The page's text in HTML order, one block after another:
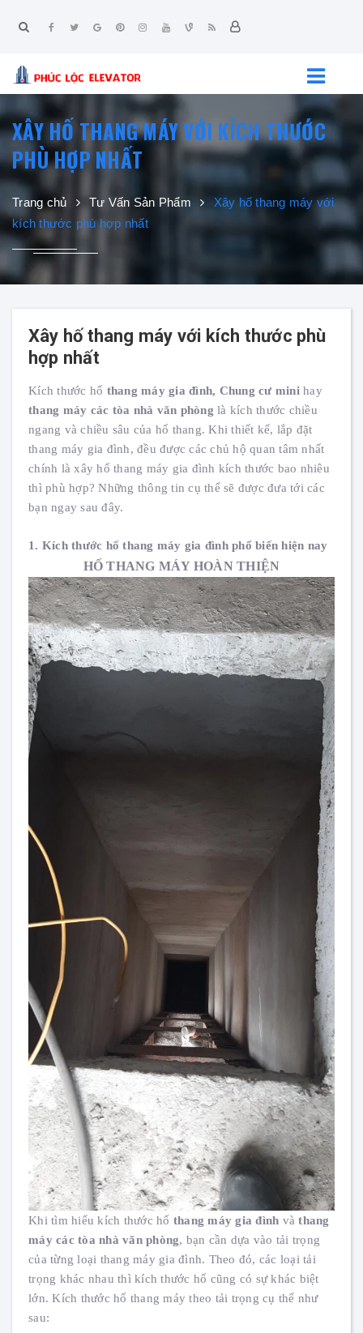
XÂY HỐ THANG MÁY VỚI KÍCH THƯỚC
PHÙ HỢP NHẤT
Trang chủ Tư Vấn Sản Phẩm
Xây hố thang máy với
kích thước phù hợp nhất
Xây hố thang máy với kích thước phù
hợp nhất
Kích thước hố thang máy gia đình, Chung cư mini hay
thang máy các tòa nhà văn phòng là kích thước chiều
ngang và chiều sâu của hố thang. Khi thiết kế, lắp đặt
thang máy gia đình, đều được các chủ hộ quan tâm nhất
chính là xây hố thang máy gia đình kích thước bao nhiêu
thì phù hợp? Những thông tin cụ thể sẽ được đưa tới các
bạn ngay sau đây.
1. Kích thước hố thang máy gia đình phổ biến hiện nay
HỐ THANG MÁY HOÀN THIỆN
Khi tìm hiểu kích thước hố thang máy gia đình vàthang
máy các tòa nhà văn phòng, bạn cần dựa vào tải trọng
của từng loại thang máy gia đình. Theo đó, các loại tải
trọng khác nhau thì kích thước hố cũng có sự khác biệt
lớn. Kích thước hố thang máy theo tải trọng cụ thể như
sau: